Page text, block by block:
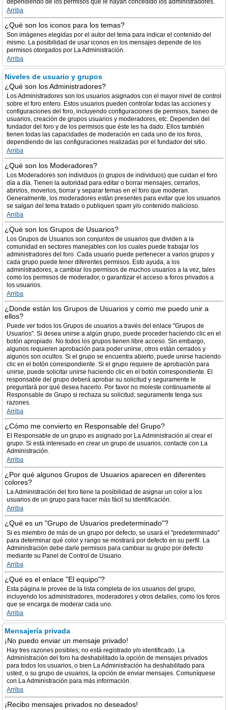
dependiendo de los permisos que le hayan concedido los administradores.
Arriba
¿Qué son los iconos para los temas?
Son imágenes elegidas por el autor del tema para indicar el contenido del
mismo. La posibilidad de usar iconos en los mensajes depende de los
permisos otorgados por La Administración.
Arriba
Niveles de usuario y grupos
¿Qué son los Administradores?
Los Administradores son los usuarios asignados con el mayor nivel de control
sobre el foro entero. Estos usuarios pueden controlar todas las acciones y
configuraciones del foro, incluyendo configuraciones de permisos, baneo de
usuarios, creación de grupos usuarios y moderadores, etc. Dependen del
fundador del foro y de los permisos que éste les ha dado. Ellos también
tienen todas las capacidades de moderación en cada uno de los foros,
dependiendo de las configuraciones realizadas por el fundador del sitio.
Arriba
¿Qué son los Moderadores?
Los Moderadores son individuos (o grupos de individuos) que cuidan el foro
día a día. Tienen la autoridad para editar o borrar mensajes, cerrarlos,
abrirlos, moverlos, borrar y separar temas en el foro que moderan.
Generalmente, los moderadores están presentes para evitar que los usuarios
se salgan del tema tratado o publiquen spam y/o contenido malicioso.
Arriba
¿Qué son los Grupos de Usuarios?
Los Grupos de Usuarios son conjuntos de usuarios que dividen a la
comunidad en sectores manejables con los cuales puede trabajar los
administradores del foro. Cada usuario puede pertenecer a varios grupos y
cada grupo puede tener diferentes permisos. Esto ayuda, a los
administradores, a cambiar los permisos de muchos usuarios a la vez, tales
como los permisos de moderador, o garantizar el acceso a foros privados a
los usuarios.
Arriba
¿Donde están los Grupos de Usuarios y como me puedo unir a
ellos?
Puede ver todos los Grupos de usuarios a través del enlace "Grupos de
Usuarios". Si desea unirse a algún grupo, puede proceder haciendo clic en el
botón apropiado. No todos los grupos tienen libre acceso. Sin embargo,
algunos requieren aprobación para poder unirse, otros están cerrados y
algunos son ocultos. Si el grupo se encuentra abierto, puede unirse haciendo
clic en el botón correspondiente. Si el grupo requiere de aprobación para
unirse, puede solicitar unirse haciendo clic en el botón correspondiente. El
responsable del grupo deberá aprobar su solicitud y seguramente le
preguntará por qué desea hacerlo. Por favor no moleste continuamente al
Responsable de Grupo si rechaza su solicitud; seguramente tenga sus
razones.
Arriba
¿Cómo me convierto en Responsable del Grupo?
El Responsable de un grupo es asignado por La Administración al crear el
grupo. Si está interesado en crear un grupo de usuarios, contacte con La
Administración.
Arriba
¿Por qué algunos Grupos de Usuarios aparecen en diferentes
colores?
La Administración del foro tiene la posibilidad de asignar un color a los
usuarios de un grupo para hacer más fácil su identificación.
Arriba
¿Qué es un "Grupo de Usuarios predeterminado"?
Si es miembro de más de un grupo por defecto, se usará el "predeterminado"
para determinar qué color y rango se mostrará por defecto en su perfil. La
Administración debe darle permisos para cambiar su grupo por defecto
mediante su Panel de Control de Usuario.
Arriba
¿Qué es el enlace "El equipo"?
Esta página le provee de la lista completa de los usuarios del grupo,
incluyendo los administradores, moderadores y otros detalles, como los foros
que se encarga de moderar cada uno.
Arriba
Mensajería privada
¡No puedo enviar un mensaje privado!
Hay tres razones posibles; no está registrado y/o identificado, La
Administración del foro ha deshabilitado la opción de mensajes privados
para todos los usuarios, o bien La Administración ha deshabilitado para
usted, o su grupo de usuarios, la opción de enviar mensajes. Comuníquese
con La Administración para más información.
Arriba
¡Recibo mensajes privados no deseados!